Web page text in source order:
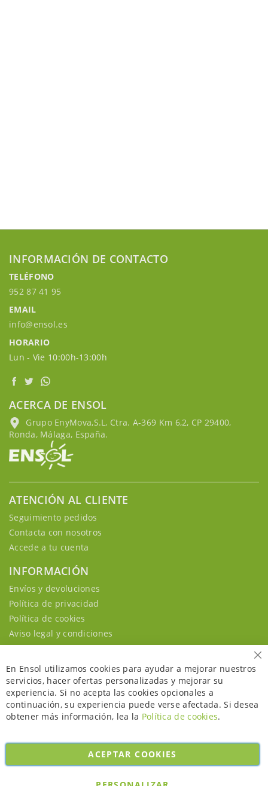
INFORMACIÓN DE CONTACTO
TELÉFONO
952 87 41 95
EMAIL
info@ensol.es
HORARIO
Lun - Vie 10:00h-13:00h
ACERCA DE ENSOL
Grupo EnyMova,S.L, Ctra. A-369 Km 6,2, CP 29400,
Ronda, Málaga, España.
ATENCIÓN AL CLIENTE
Seguimiento pedidos
Contacta con nosotros
Accede a tu cuenta
INFORMACIÓN
Envíos y devoluciones
Política de privacidad
Política de cookies
Aviso legal y condiciones
Copyright © 2026. All rights reserved. Powered byBobaly Partners.
En Ensol utilizamos cookies para ayudar a mejorar nuestros
servicios, hacer ofertas personalizadas y mejorar su
experiencia. Si no acepta las cookies opcionales a
continuación, su experiencia puede verse afectada. Si desea
obtener más información, lea la Política de cookies.
ACEPTAR COOKIES